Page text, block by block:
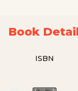
Book
ISBN